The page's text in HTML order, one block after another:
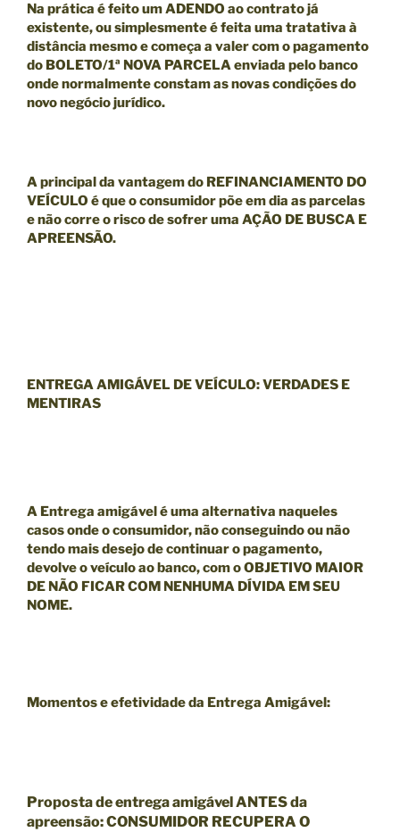
Na prática é feito um ADENDO ao contrato já
existente, ou simplesmente é feita uma tratativa à
distância mesmo e começa a valer com o pagamento
do BOLETO/1ª NOVA PARCELA enviada pelo banco
onde normalmente constam as novas condições do
novo negócio jurídico.
A principal da vantagemdo REFINANCIAMENTO DO
VEÍCULO é que o consumidor põe em dia as parcelas
enãocorre o risco de sofrer uma AÇÃO DE BUSCA E
APREENSÃO.
ENTREGA AMIGÁVEL DE VEÍCULO: VERDADES E
MENTIRAS
A Entrega amigável é uma alternativa naqueles
casos onde o consumidor, não conseguindo ou não
tendo mais desejo de continuar o pagamento,
devolve o veículo ao banco, com oOBJETIVO MAIOR
DE NÃO FICAR COM NENHUMA DÍVIDA EM SEU
NOME.
Momentos e efetividade da Entrega Amigável:
Proposta de entrega amigável ANTES da
apreensão: CONSUMIDOR RECUPERA O